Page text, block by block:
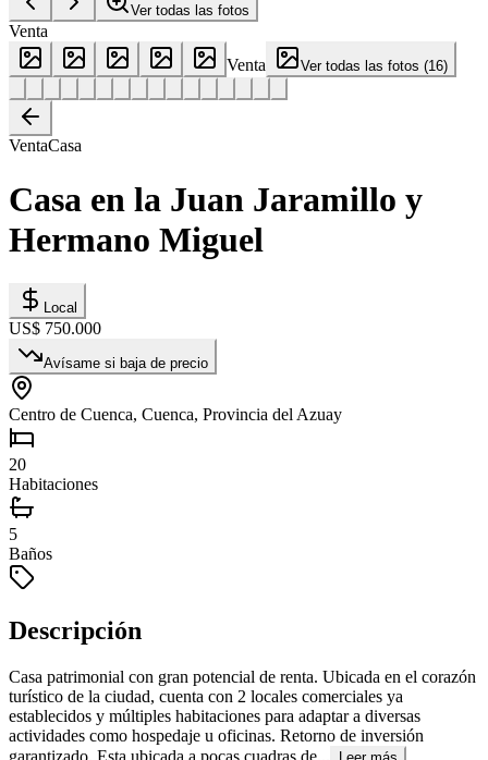
Ver todas las fotos
Venta
Venta
Ver todas las fotos (16)
VentaCasa
Casa en la Juan Jaramillo y
Hermano Miguel
Local
US$ 750.000
Avísame si baja de precio
Centro de Cuenca, Cuenca, Provincia del Azuay
20
Habitaciones
5
Baños
Descripción
Casa patrimonial con gran potencial de renta. Ubicada en el corazón
turístico de la ciudad, cuenta con 2 locales comerciales ya
establecidos y múltiples habitaciones para adaptar a diversas
actividades como hospedaje u oficinas. Retorno de inversión